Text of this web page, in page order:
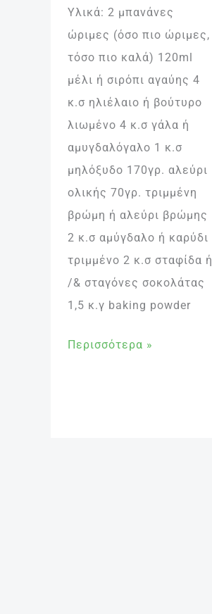
Υλικά: 2 μπανάνες
ώριμες (όσο πιο ώριμες,
τόσο πιο καλά) 120ml
μέλι ή σιρόπι αγαύης 4
κ.σ ηλιέλαιο ή βούτυρο
λιωμένο 4 κ.σ γάλα ή
αμυγδαλόγαλο 1 κ.σ
μηλόξυδο 170γρ. αλεύρι
ολικής 70γρ. τριμμένη
βρώμη ή αλεύρι βρώμης
2 κ.σ αμύγδαλο ή καρύδι
τριμμένο 2 κ.σ σταφίδα ή
/& σταγόνες σοκολάτας
1,5 κ.γ baking powder
Περισσότερα »